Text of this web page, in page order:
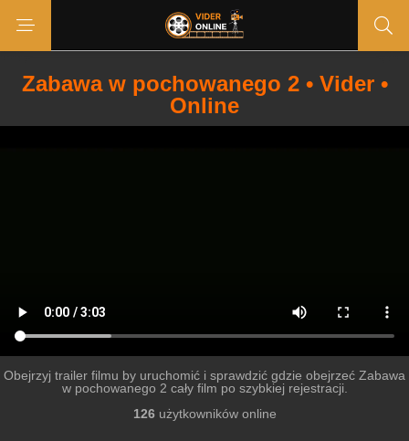
Zabawa w pochowanego 2 • Vider •
Online
Obejrzyj trailer filmu by uruchomić i sprawdzić gdzie obejrzeć Zabawa
w pochowanego 2 cały film po szybkiej rejestracji.
126użytkowników online